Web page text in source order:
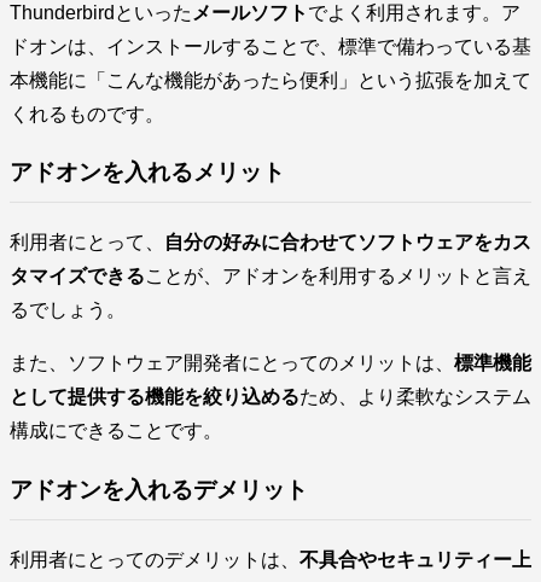
Thunderbirdといった メールソフト でよく利用されます。ア
ドオンは、インストールすることで、標準で備わっている基
本機能に「こんな機能があったら便利」という拡張を加えて
くれるものです。
アドオンを入れるメリット
利用者にとって、
自分の好みに合わせてソフトウェアをカス
タマイズできることが、アドオンを利用するメリットと言え
るでしょう。
また、ソフトウェア開発者にとってのメリットは、 標準機能
として提供する機能を絞り込めるため、より柔軟なシステム
構成にできることです。
アドオンを入れるデメリット
利用者にとってのデメリットは、 不具合やセキュリティー上